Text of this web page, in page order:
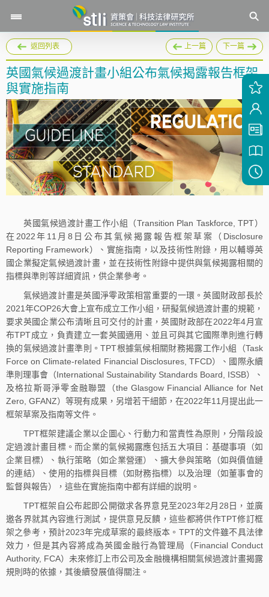
返回列表 上一篇 下一篇
英國氣候過渡計畫小組公布氣候揭露報告框架
與實施指南
英國氣候過渡計畫工作小組（Transition Plan Taskforce, TPT）
在2022年11月8日公布其氣候揭露報告框架草案（Disclosure
Reporting Framework）、實施指南，以及技術性附錄，用以輔導英
國企業擬定氣候過渡計畫，並在技術性附錄中提供與氣候揭露相關的
指標與準則等詳細資訊，供企業參考。
氣候過渡計畫是英國淨零政策相當重要的一環。英國財政部長於
2021年COP26大會上宣布成立工作小組，研擬氣候過渡計畫的規範，
要求英國企業公布清晰且可交付的計畫，英國財政部在2022年4月宣
布TPT成立，負責建立一套英國適用、並且可與其它國際準則進行轉
換的氣候過渡計畫準則。TPT根據氣候相關財務揭露工作小組（Task
Force on Climate-related Financial Disclosures, TFCD）、國際永續
準則理事會（International Sustainability Standards Board, ISSB）、
及格拉斯哥淨零金融聯盟（the Glasgow Financial Alliance for Net
Zero, GFANZ）等現有成果，另增若干細節，在2022年11月提出此一
框架草案及指南等文件。
TPT框架建議企業以企圖心、行動力和當責性為原則，分階段設
定過渡計畫目標。而企業的氣候揭露應包括五大項目：基礎事項（如
企業目標）、執行策略（如企業營運）、擴大參與策略（如與價值鏈
的連結）、使用的指標與目標（如財務指標）以及治理（如董事會的
監督與報告），這些在實施指南中都有詳細的說明。
TPT框架自公布起即公開徵求各界意見至2023年2月28日，並廣
邀各界就其內容進行測試，提供意見反饋，這些都將供作TPT修訂框
架之參考，預計2023年完成草案的最終版本。TPT的文件雖不具法律
效力，但是其內容將成為英國金融行為管理局（Financial Conduct
Authority, FCA）未來修訂上市公司及金融機構相關氣候過渡計畫揭露
規則時的依據，其後續發展值得關注。